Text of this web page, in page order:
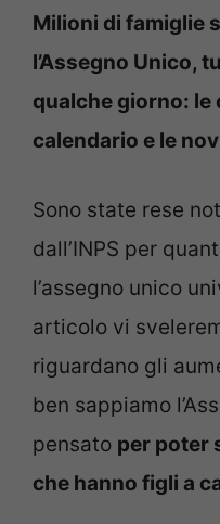
Milioni di famiglie
l’Assegno Unico,
qualche giorno: le
calendario e le
Sono state rese
dall’INPS per
l’assegno unico
articolo vi
riguardano gli
ben sappiamo
pensato per poter
che hanno figli a